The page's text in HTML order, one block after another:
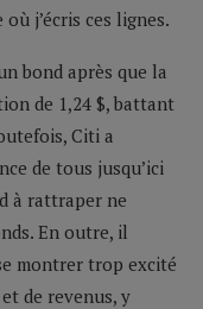
j’écris ces lignes.
bond après que la
de 1,24 $, battant
Citi a
de tous jusqu’ici
à rattraper ne
En outre, il
montrer trop excité
de revenus, y